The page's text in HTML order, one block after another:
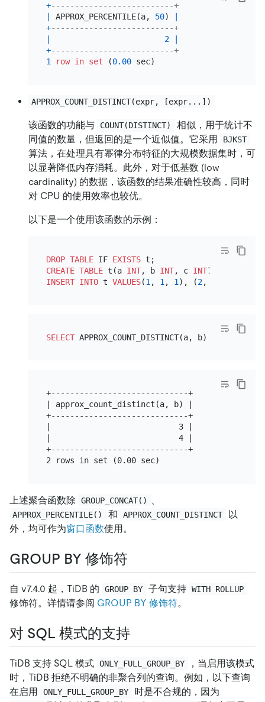
+--------------------------+
APPROX_PERCENTILE(a, 50)
+--------------------------+
2
+--------------------------+
1
row in set (0.00
APPROX_COUNT_DISTINCT(expr, [expr...])
该函数的功能与 COUNT(DISTINCT)
相似，用于统计不
同值的数量，但返回的是一个近似值。它采用
BJKST
算法，在处理具有幂律分布特征的大规模数据集时，可
以显著降低内存消耗。此外，对于低基数 (low
cardinality) 的数据，该函数的结果准确性较高，同时
对 CPU 的使用效率也较优。
以下是一个使用该函数的示例：
DROP TABLE IF EXISTS
CREATE TABLE t(a INT, b INT, c INT
INSERT INTO t VALUES(1 , 1 , 1 ), (2,
SELECT APPROX_COUNT_DISTINCT(a, b)
+-----------------------------+
| approx_count_distinct(a, b) |
+-----------------------------+
|                           3 |
|                           4 |
+-----------------------------+
上述聚合函数除 GROUP_CONCAT()
APPROX_PERCENTILE() 和 APPROX_COUNT_DISTINCT
以
外，均可作为窗口函数使用。
GROUP BY 修饰符
自 v7.4.0 起，TiDB 的 GROUP BY 子句支持 WITH ROLLUP
修饰符。详情请参阅 GROUP BY 修饰符。
对 SQL 模式的支持
TiDB 支持 SQL 模式 ONLY_FULL_GROUP_BY
，当启用该模式
时，TiDB 拒绝不明确的非聚合列的查询。例如，以下查询
在启用
ONLY_FULL_GROUP_BY 时是不合规的，因为